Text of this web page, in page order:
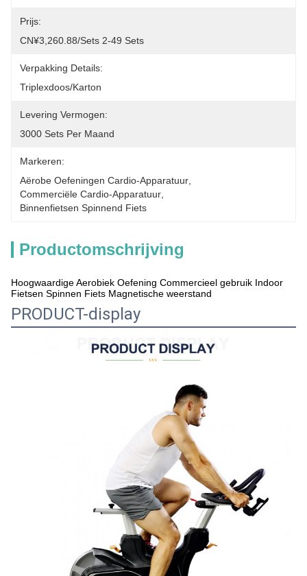
Prijs:
CN¥3,260.88/sets 2-49 Sets
Verpakking Details:
Triplexdoos/Karton
Levering Vermogen:
3000 Sets Per Maand
Markeren:
Aërobe Oefeningen Cardio-Apparatuur
Commerciële Cardio-Apparatuur
Binnenfietsen Spinnend Fiets
Productomschrijving
Hoogwaardige Aerobiek Oefening Commercieel gebruik Indoor
Fietsen Spinnen Fiets Magnetische weerstand
PRODUCT-display